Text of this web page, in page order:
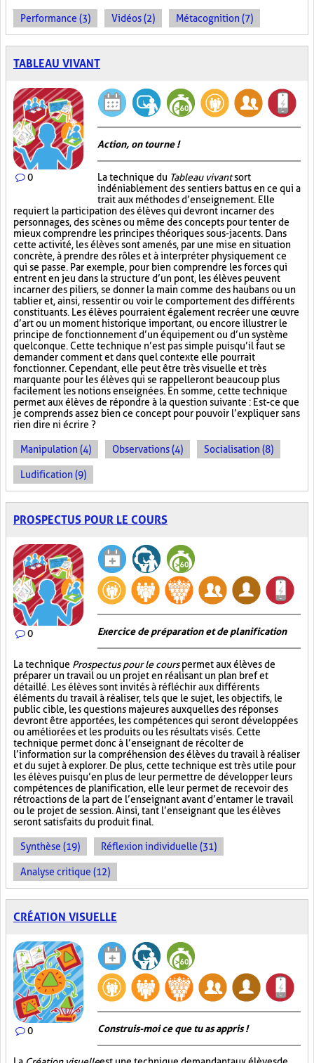
Performance (3) Vidéos (2) Métacognition (7)
TABLEAU VIVANT
0
Action, on tourne !
La technique du Tableau vivantsort
indéniablement des sentiers battus en ce qui a
trait aux méthodes d’enseignement. Elle
requiert la participation des élèves qui devront incarner des
personnages, des scènes ou même des concepts pour tenter de
mieux comprendre les principes théoriques sous-jacents. Dans
cette activité, les élèves sont amenés, par une mise en situation
concrète, à prendre des rôles et à interpréter physiquement ce
qui se passe. Par exemple, pour bien comprendre les forces qui
entrent en jeu dans la structure d’un pont, les élèves peuvent
incarner des piliers, se donner la main comme des haubans ou un
tablier et, ainsi, ressentir ou voir le comportement des différents
constituants. Les élèves pourraient également recréer une œuvre
d’art ou un moment historique important, ou encore illustrer le
principe de fonctionnement d’un équipement ou d’un système
quelconque. Cette technique n’est pas simple puisqu’il faut se
demander comment et dans quel contexte elle pourrait
fonctionner. Cependant, elle peut être très visuelle et très
marquante pour les élèves qui se rappelleront beaucoup plus
facilement les notions enseignées. En somme, cette technique
permet aux élèves de répondre à la question suivante : Est-ce que
je comprends assez bien ce concept pour pouvoir l’expliquer sans
rien dire ni écrire ?
Manipulation (4) Observations (4) Socialisation (8)
Ludification (9)
PROSPECTUS POUR LE COURS
0 Exercice de préparation et de planification
La technique Prospectus pour le courspermet aux élèves de
préparer un travail ou un projet en réalisant un plan bref et
détaillé. Les élèves sont invités à réfléchir aux différents
éléments du travail à réaliser, tels que le sujet, les objectifs, le
public cible, les questions majeures auxquelles des réponses
devront être apportées, les compétences qui seront développées
ou améliorées et les produits ou les résultats visés. Cette
technique permet donc à l’enseignant de récolter de
l’information sur la compréhension des élèves du travail à réaliser
et du sujet à explorer. De plus, cette technique est très utile pour
les élèves puisqu’en plus de leur permettre de développer leurs
compétences de planification, elle leur permet de recevoir des
rétroactions de la part de l’enseignant avant d’entamer le travail
ou le projet de session. Ainsi, tant l’enseignant que les élèves
seront satisfaits du produit final.
Synthèse (19) Réflexion individuelle (31)
Analyse critique (12)
CRÉATION VISUELLE
0 Construis-moi ce que tu as appris !